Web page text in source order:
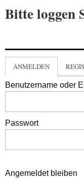
Bitte loggen
ANMELDEN
Benutzername oder
Passwort
Angemeldet bleiben